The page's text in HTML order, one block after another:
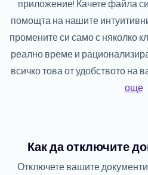
приложение! Качете файла
помощта на нашите
промените си само с няколко
реално време и
всичко това от удобството на
още
Как да отключите
Отключете вашите